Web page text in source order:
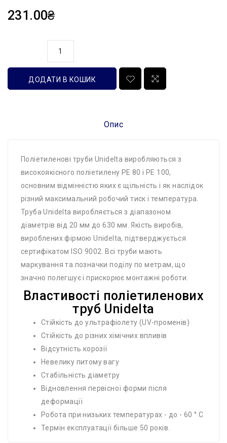
231.00₴
ДОДАТИ В КОШИК
Опис
Поліетиленові труби Unidelta виробляються з
високоякісного поліетилену РЕ 80 і РЕ 100,
основним відмінністю яких є щільність і як наслідок
різний максимальний робочий тиск і температура.
Труба Unidelta виробляється з діапазоном
діаметрів від 20 мм до 630 мм. Якість виробів,
вироблених фірмою Unidelta, підтверджується
сертифікатом ISO 9002. Всі труби мають
маркування та позначки поділу по метрам, що
значно полегшує і прискорює монтажні роботи.
Властивості поліетиленових
труб Unidelta
Стійкість до ультрафіолету (UV-променів)
Стійкість до різних хімічних впливів
Відсутність корозії
Невелику питому вагу
Стабільність діаметру
Відновлення первісної форми після
деформації
Робота при низьких температурах - до - 60 ° С
Термін експлуатації більше 50 років.